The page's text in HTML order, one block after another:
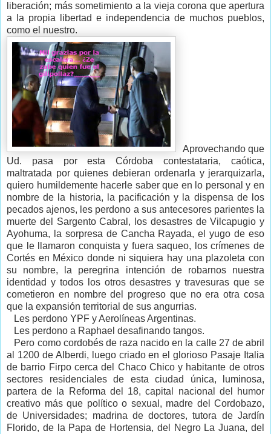
liberación; más sometimiento a la vieja corona que apertura
a la propia libertad e independencia de muchos pueblos,
como el nuestro.
Aprovechando que
Ud. pasa por esta Córdoba contestataria, caótica,
maltratada por quienes debieran ordenarla y jerarquizarla,
quiero humildemente hacerle saber que en lo personal y en
nombre de la historia, la pacificación y la dispensa de los
pecados ajenos, les perdono a sus antecesores parientes la
muerte del Sargento Cabral, los desastres de Vilcapugio y
Ayohuma, la sorpresa de Cancha Rayada, el yugo de eso
que le llamaron conquista y fuera saqueo, los crímenes de
Cortés en México donde ni siquiera hay una plazoleta con
su nombre, la peregrina intención de robarnos nuestra
identidad y todos los otros desastres y travesuras que se
cometieron en nombre del progreso que no era otra cosa
que la expansión territorial de sus angurrias.
Les perdono YPF y Aerolíneas Argentinas.
Les perdono a Raphael desafinando tangos.
Pero como cordobés de raza nacido en la calle 27 de abril
al 1200 de Alberdi, luego criado en el glorioso Pasaje Italia
de barrio Firpo cerca del Chaco Chico y habitante de otros
sectores residenciales de esta ciudad única, luminosa,
partera de la Reforma del 18, capital nacional del humor
creativo más que político o sexual, madre del Cordobazo,
de Universidades; madrina de doctores, tutora de Jardín
Florido, de la Papa de Hortensia, del Negro La Juana, del